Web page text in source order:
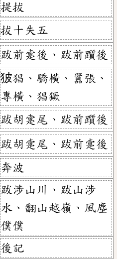
提拔
拔十失五
跋前疐後、跋前躓後
狓猖、驕橫、囂張、
專橫、猖獗
跋胡疐尾、跋前躓後
跋胡疐尾、跋前疐後
奔波
跋涉山川、跋山涉
水、翻山越嶺、風塵
僕僕
後記